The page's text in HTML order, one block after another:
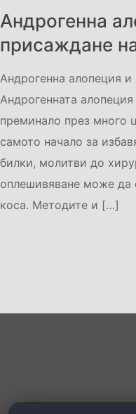
Андрогенна
присаждане
Андрогенна алопеция
Андрогенната
преминало през много
самото начало за
билки, молитви до
оплешивяване може да
коса. Методите и […]